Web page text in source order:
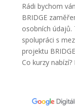
Rádi bychom
BRIDGE
osobních údajů.
spolupráci s
projektu
Co kurzy nabízí?